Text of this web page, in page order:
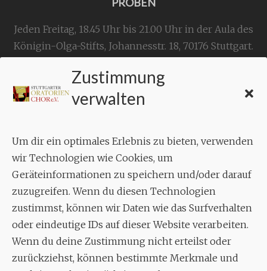
Zustimmung
verwalten
Um dir ein optimales Erlebnis zu bieten, verwenden
wir Technologien wie Cookies, um
Geräteinformationen zu speichern und/oder darauf
zuzugreifen. Wenn du diesen Technologien
zustimmst, können wir Daten wie das Surfverhalten
oder eindeutige IDs auf dieser Website verarbeiten.
Wenn du deine Zustimmung nicht erteilst oder
zurückziehst, können bestimmte Merkmale und
Jeden Freitag, 18.45 Uhr bis 21.00 Uhr in der Aula des
Königin-Olga-Stifts, Johannesstr. 18, 70176 Stuttgart.
KONTAKT
Geschäftsstelle:
Aixheimer Str. 18
70619 Stuttgart
MUSIK
Musikalischer Leiter:
Enrico Trummer
Tel.+49 (0)177 / 34 23 57 1